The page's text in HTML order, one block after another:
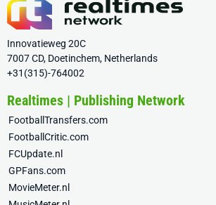
Innovatieweg 20C
7007 CD, Doetinchem, Netherlands
+31(315)-764002
Realtimes | Publishing Network
FootballTransfers.com
FootballCritic.com
FCUpdate.nl
GPFans.com
MovieMeter.nl